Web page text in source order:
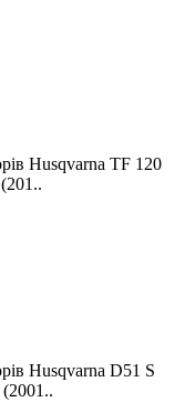
Husqvarna TF 120
Husqvarna D51 S